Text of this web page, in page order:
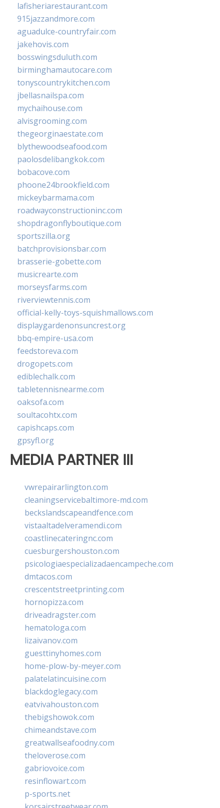
lafisheriarestaurant.com
915jazzandmore.com
aguadulce-countryfair.com
jakehovis.com
bosswingsduluth.com
birminghamautocare.com
tonyscountrykitchen.com
jbellasnailspa.com
mychaihouse.com
alvisgrooming.com
thegeorginaestate.com
blythewoodseafood.com
paolosdelibangkok.com
bobacove.com
phoone24brookfield.com
mickeybarmama.com
roadwayconstructioninc.com
shopdragonflyboutique.com
sportszilla.org
batchprovisionsbar.com
brasserie-gobette.com
musicrearte.com
morseysfarms.com
riverviewtennis.com
official-kelly-toys-squishmallows.com
displaygardenonsuncrest.org
bbq-empire-usa.com
feedstoreva.com
drogopets.com
ediblechalk.com
tabletennisnearme.com
oaksofa.com
soultacohtx.com
capishcaps.com
gpsyfl.org
MEDIA PARTNER III
vwrepairarlington.com
cleaningservicebaltimore-md.com
beckslandscapeandfence.com
vistaaltadelveramendi.com
coastlinecateringnc.com
cuesburgershouston.com
psicologiaespecializadaencampeche.com
dmtacos.com
crescentstreetprinting.com
hornopizza.com
driveadragster.com
hematologa.com
lizaivanov.com
guesttinyhomes.com
home-plow-by-meyer.com
palatelatincuisine.com
blackdoglegacy.com
eatvivahouston.com
thebigshowok.com
chimeandstave.com
greatwallseafoodny.com
theloverose.com
gabriovoice.com
resinflowart.com
p-sports.net